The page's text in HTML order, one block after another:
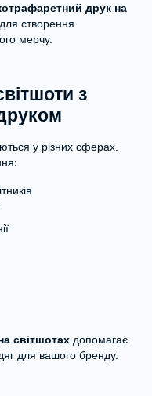
друк на
створення
мерчу.
з
у різних сферах.
світшотах допомагає
для вашого бренду.